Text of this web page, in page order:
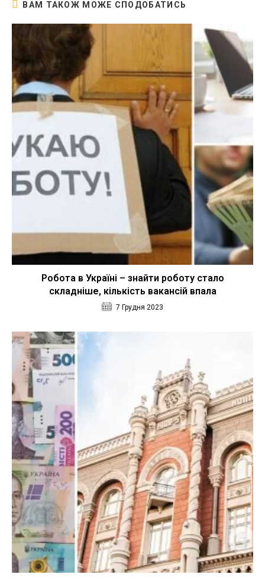
ВАМ ТАКОЖ МОЖЕ СПОДОБАТИСЬ
Робота в Україні – знайти роботу стало
складніше, кількість вакансій впала
7 Грудня 2023